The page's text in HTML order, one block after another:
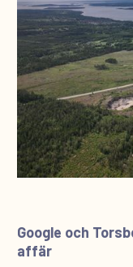
Google och
affär